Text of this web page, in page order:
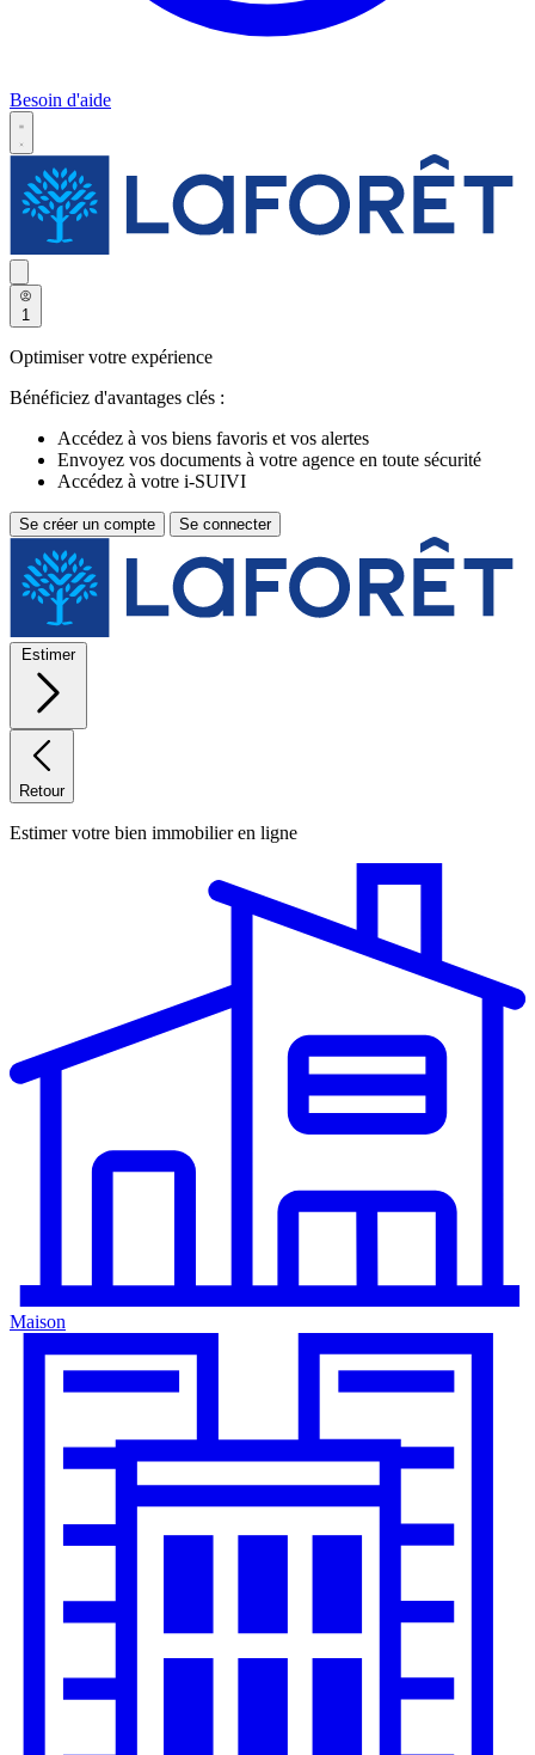
Besoin d'aide
1
Optimiser votre expérience
Bénéficiez d'avantages clés :
Accédez à vos biens favoris et vos alertes
Envoyez vos documents à votre agence en toute sécurité
Accédez à votre i-SUIVI
Se créer un compte Se connecter
Estimer
Retour
Estimer votre bien immobilier en ligne
Maison